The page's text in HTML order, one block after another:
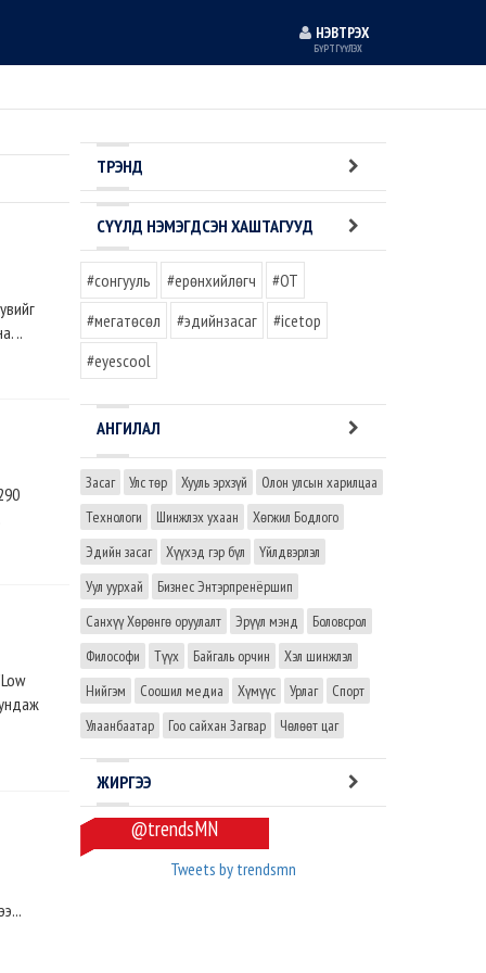
НЭВТРЭХ
БҮРТГҮҮЛЭХ
..
ТРЭНД
СҮҮЛД НЭМЭГДСЭН ХАШТАГУУД
#сонгууль #ерөнхийлөгч
#OT
#мегатөсөл
#эдийнзасаг
#icetop
#eyescool
АНГИЛАЛ
Засаг Улс төр Хууль эрхзүй
Олон улсын харилцаа
Технологи
Шинжлэх ухаан
Хөгжил Бодлого
Эдийн засаг
Хүүхэд гэр бүл
Үйлдвэрлэл
Уул уурхай
Бизнес Энтэрпренёршип
Санхүү Хөрөнгө оруулалт
Эрүүл мэнд
Боловсрол
Философи
Түүх Байгаль орчин
Хэл шинжлэл
Нийгэм
Соошил медиа Хүмүүс Урлаг
Спорт
Улаанбаатар
Гоо сайхан Загвар Чөлөөт цаг
ЖИРГЭЭ
@trendsMN
Tweets by trendsmn